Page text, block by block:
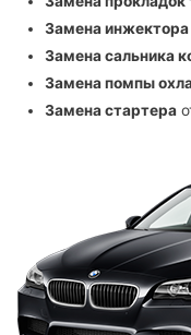
Замена
Замена сальника
Замена помпы
Замена стартера